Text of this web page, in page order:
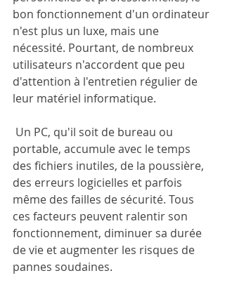
bon fonctionnement d'un ordinateur
n'est plus un luxe, mais une
nécessité. Pourtant, de nombreux
utilisateurs n'accordent que peu
d'attention à l'entretien régulier de
leur matériel informatique.
portable, accumule avec le temps
des fichiers inutiles, de la poussière,
des erreurs logicielles et parfois
même des failles de sécurité. Tous
ces facteurs peuvent ralentir son
fonctionnement, diminuer sa durée
de vie et augmenter les risques de
pannes soudaines.